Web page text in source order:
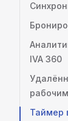
IVA 360
Таймер